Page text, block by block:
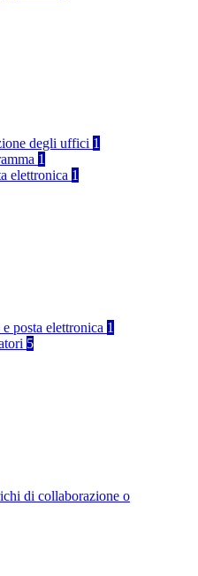
degli uffici 1
1
elettronica 1
posta elettronica 1
5
di collaborazione o